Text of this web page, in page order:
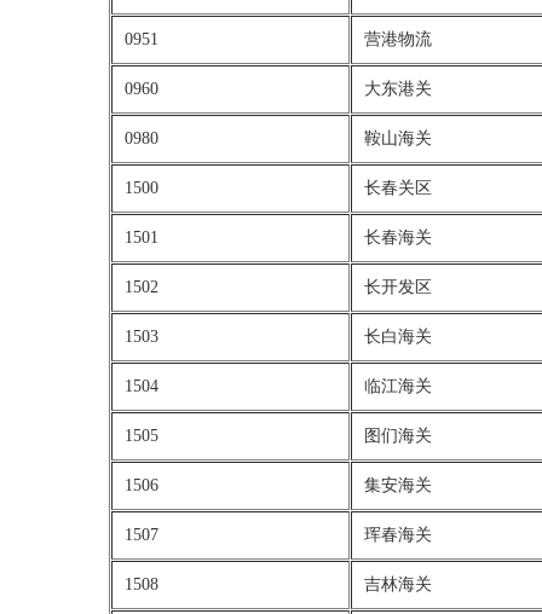
0951 营港物流
0960 大东港关
0980 鞍山海关
1500 长春关区
1501 长春海关
1502 长开发区
1503 长白海关
1504 临江海关
1505 图们海关
1506 集安海关
1507 珲春海关
1508 吉林海关